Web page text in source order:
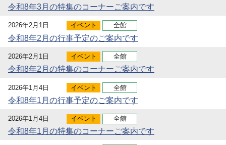
令和8年3月の特集のコーナーご案内です
2026年2月1日 イベント 全館
令和8年2月の行事予定のご案内です
2026年2月1日 イベント 全館
令和8年2月の特集のコーナーご案内です
2026年1月4日 イベント 全館
令和8年1月の行事予定のご案内です
2026年1月4日 イベント 全館
令和8年1月の特集のコーナーご案内です